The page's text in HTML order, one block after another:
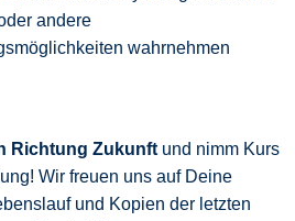
andere
wahrnehmen
Richtung Zukunft und nimm Kurs
Wir freuen uns auf Deine
und Kopien der letzten